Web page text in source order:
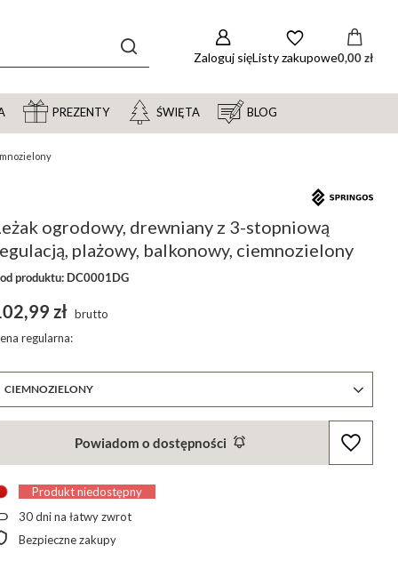
Zaloguj sięListy zakupowe0,00 zł
PREZENTY ŚWIĘTA BLOG
ogrodowy, drewniany z 3-stopniową
plażowy, balkonowy, ciemnozielony
produktu: DC0001DG
CIEMNOZIELONY
zł brutto
regularna:
Powiadom o dostępności
Produkt niedostępny
30dni na łatwy zwrot
Bezpieczne zakupy